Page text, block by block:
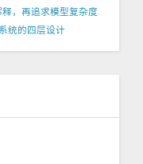
，再追求模型复杂度
统的四层设计